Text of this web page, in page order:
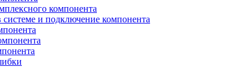
компонента
и подключение компонента